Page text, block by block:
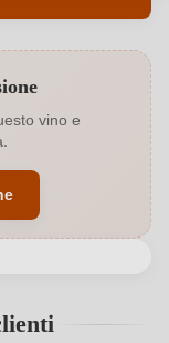
Antipasti, Formaggi
Bianco
11 %
del Montello, Italia
vino e